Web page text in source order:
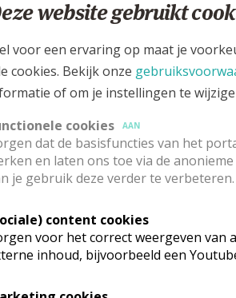
uitzonderingen op
vinden geen weekendvieringen plaats.
website gebruikt
voor een ervaring op maat je
cookies. Bekijk onze
of om je instellingen te
cookies
AAN
dat de basisfuncties van het
en laten ons toe via de
je gebruik deze verder te verbeteren.
content cookies
voor het correct weergeven van
inhoud, bijvoorbeeld een